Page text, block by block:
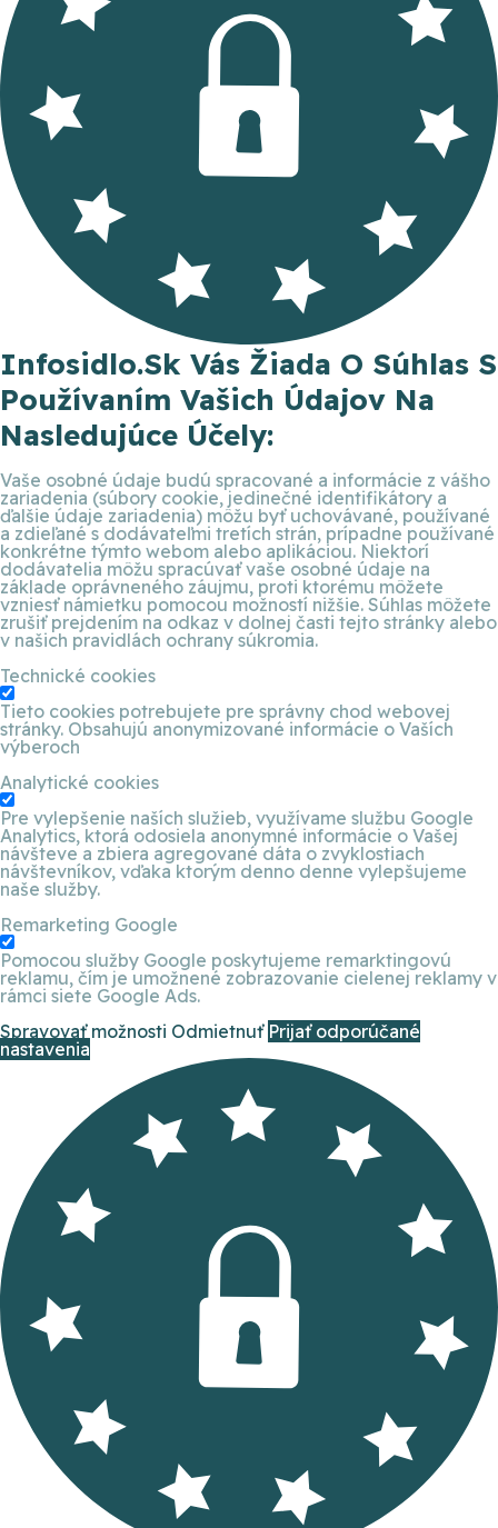
Infosidlo.sk Vás Žiada O Súhlas S
Používaním Vašich Údajov Na
Nasledujúce Účely:
Vaše osobné údaje budú spracované a informácie z vášho
zariadenia (súbory cookie, jedinečné identifikátory a
ďalšie údaje zariadenia) môžu byť uchovávané, používané
a zdieľané s dodávateľmi tretích strán, prípadne používané
konkrétne týmto webom alebo aplikáciou. Niektorí
dodávatelia môžu spracúvať vaše osobné údaje na
základe oprávneného záujmu, proti ktorému môžete
vzniesť námietku pomocou možností nižšie. Súhlas môžete
zrušiť prejdením na odkaz v dolnej časti tejto stránky alebo
v našich pravidlách ochrany súkromia.
Technické cookies
Tieto cookies potrebujete pre správny chod webovej
stránky. Obsahujú anonymizované informácie o Vaších
výberoch
Analytické cookies
Pre vylepšenie naších služieb, využívame službu Google
Analytics, ktorá odosiela anonymné informácie o Vašej
návšteve a zbiera agregované dáta o zvyklostiach
návštevníkov, vďaka ktorým denno denne vylepšujeme
naše služby.
Remarketing Google
Pomocou služby Google poskytujeme remarktingovú
reklamu, čím je umožnené zobrazovanie cielenej reklamy v
rámci siete Google Ads.
Spravovať možnosti Odmietnuť Prijať odporúčané
nastavenia